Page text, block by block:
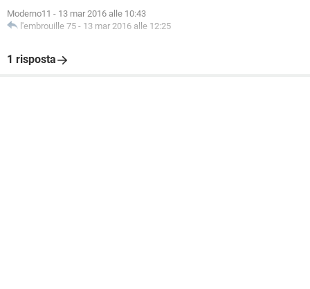
Moderno11 - 13 mar 2016 alle 10:43
l'embrouille 75 - 13 mar 2016 alle 12:25
1 risposta